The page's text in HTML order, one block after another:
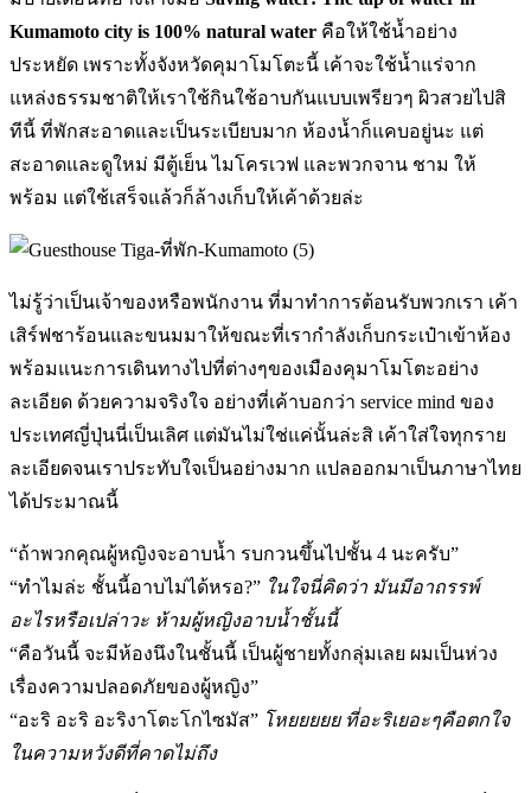
Kumamoto city is 100% natural water คือให้ใช้น้ำอย่าง
ประหยัด เพราะทั้งจังหวัดคุมาโมโตะนี้ เค้าจะใช้น้ำแร่จาก
แหล่งธรรมชาติให้เราใช้กินใช้อาบกันแบบเพรียวๆ ผิวสวยไปสิ
ทีนี้ ที่พักสะอาดและเป็นระเบียบมาก ห้องน้ำก็แคบอยู่นะ แต่
สะอาดและดูใหม่ มีตู้เย็น ไมโครเวฟ และพวกจาน ชาม ให้
พร้อม แต่ใช้เสร็จแล้วก็ล้างเก็บให้เค้าด้วยล่ะ
ไม่รู้ว่าเป็นเจ้าของหรือพนักงาน ที่มาทำการต้อนรับพวกเรา เค้า
เสิร์ฟชาร้อนและขนมมาให้ขณะที่เรากำลังเก็บกระเป๋าเข้าห้อง
พร้อมแนะการเดินทางไปที่ต่างๆของเมืองคุมาโมโตะอย่าง
ละเอียด ด้วยความจริงใจ อย่างที่เค้าบอกว่า service mind ของ
ประเทศญี่ปุ่นนี่เป็นเลิศ แต่มันไม่ใช่แค่นั้นล่ะสิ เค้าใส่ใจทุกราย
ละเอียดจนเราประทับใจเป็นอย่างมาก แปลออกมาเป็นภาษาไทย
ได้ประมาณนี้
“ถ้าพวกคุณผู้หญิงจะอาบน้ำ รบกวนขึ้นไปชั้น 4 นะครับ”
“ทำไมล่ะ ชั้นนี้อาบไม่ได้หรอ?” ในใจนี่คิดว่า มันมีอาถรรพ์
อะไรหรือเปล่าวะ ห้ามผู้หญิงอาบน้ำชั้นนี้
“คือวันนี้ จะมีห้องนึงในชั้นนี้ เป็นผู้ชายทั้งกลุ่มเลย ผมเป็นห่วง
เรื่องความปลอดภัยของผู้หญิง”
“อะริ อะริ อะริงาโตะโกไซมัส” โหยยยยย ที่อะริเยอะๆคือตกใจ
ในความหวังดีที่คาดไม่ถึง